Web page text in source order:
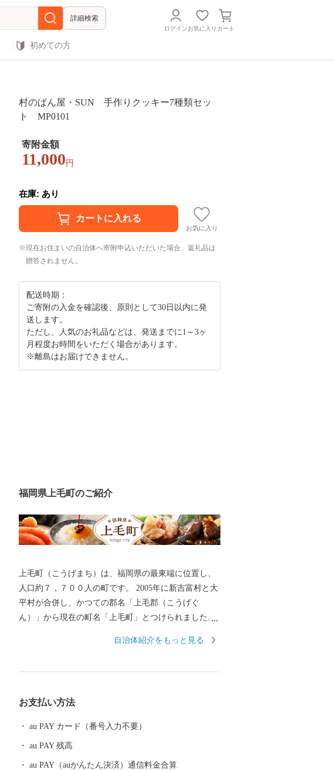
詳細検索
ログインお気に入り カート
初めての方
村のぱん屋・SUN 手作りクッキー7種類セッ
ト MP0101
寄附金額
11,000 円
在庫: あり
お気に入り
現在お住まいの自治体へ寄附申込いただいた場合、返礼品は
贈答されません。
配送時期：
ご寄附の入金を確認後、原則として30日以内に発
送します。
ただし、人気のお礼品などは、発送までに1～3ヶ
月程度お時間をいただく場合があります。
※離島はお届けできません。
福岡県上毛町のご紹介
上毛町（こうげまち）は、福岡県の最東端に位置し、
人口約７，７００人の町です。 2005年に新吉富村と大
平村が合併し、かつての郡名「上毛郡（こうげぐ
ん）」から現在の町名「上毛町」とつけられました。
済、文化、歴史的にも、古くから大分県との関わりが
行政課題への解決にも共同で取り組んでいます。 山々
ております。 東九州自動車道の全線開通、上毛SICの
開設及び大池公園の整備等、住環境の良さも有してい
自治体紹介をもっと見る
お支払い方法
au PAY カード（番号入力不要）
au PAY 残高
au PAY（auかんたん決済）通信料金合算